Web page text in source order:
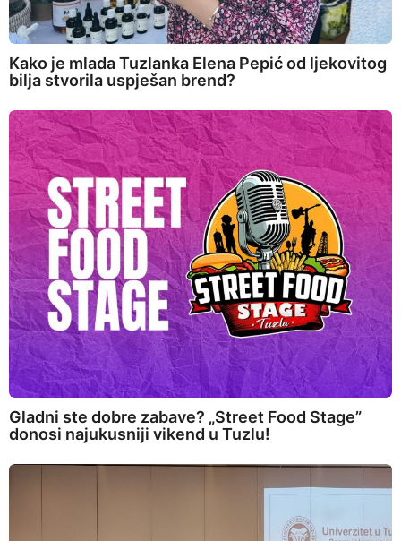
Kako je mlada Tuzlanka Elena Pepić od ljekovitog
bilja stvorila uspješan brend?
Gladni ste dobre zabave? „Street Food Stage”
donosi najukusniji vikend u Tuzlu!